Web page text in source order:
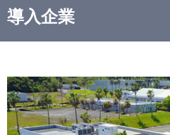
導入企業